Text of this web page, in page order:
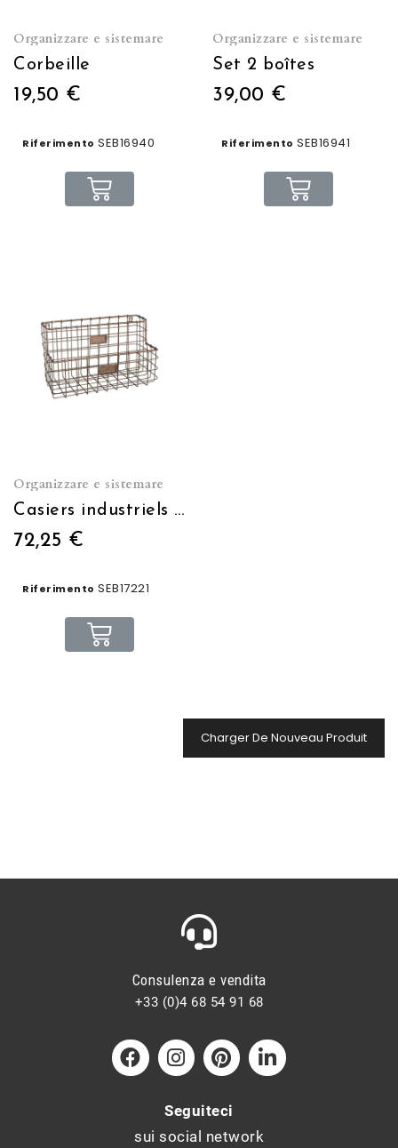
Organizzare e sistemare
Corbeille
19,50 €
Riferimento SEB16940
Organizzare e sistemare
Set 2 boîtes
39,00 €
Riferimento SEB16941
Organizzare e sistemare
Casiers industriels grillagés muraux
72,25 €
Riferimento SEB17221
Charger De Nouveau Produit
Consulenza e vendita
+33 (0)4 68 54 91 68
Seguiteci
sui social network